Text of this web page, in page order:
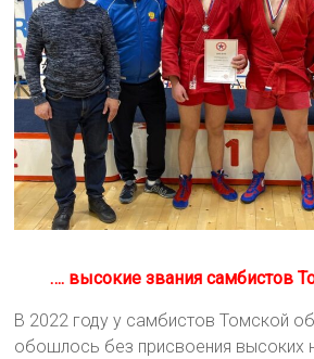
…. высокие звания самбистов
В 2022 году у самбистов Томской
обошлось без присвоения высоких